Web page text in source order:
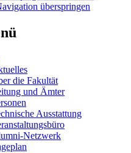
überspringen
die Fakultät
und Ämter
Ausstattung
Netzwerk